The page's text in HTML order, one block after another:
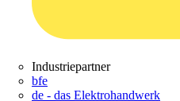
Industriepartner
bfe
de - das Elektrohandwerk